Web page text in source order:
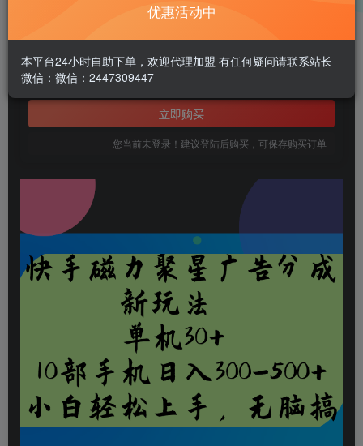
此内容为付费阅读，请付费后查看
￥1.99
黄金会员免费
立即购买
您当前未登录！建议登陆后购买，可保存购买订单
优惠活动中
本平台24小时自助下单，欢迎代理加盟 有任何疑问请联系站长
微信：微信：2447309447